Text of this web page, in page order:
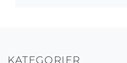
KATEGORIER